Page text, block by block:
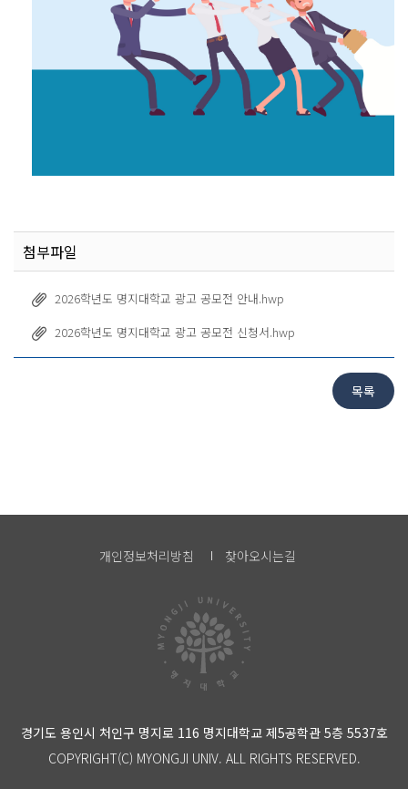
첨부파일
2026학년도 명지대학교 광고 공모전 안내.hwp
2026학년도 명지대학교 광고 공모전 신청서.hwp
개인정보처리방침 찾아오시는길
경기도 용인시 처인구 명지로 116 명지대학교 제5공학관 5층 5537호
COPYRIGHT(C) MYONGJI UNIV. ALL RIGHTS RESERVED.